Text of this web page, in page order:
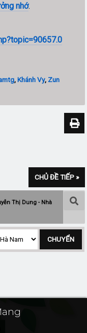
nhớ.
,Khánh Vy, Zun
CHỦ ĐỀ TIẾP »
Thị Dung - Nhà